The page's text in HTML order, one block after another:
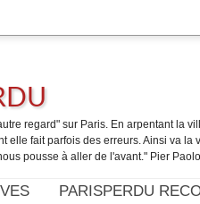
regard" sur Paris. En arpentant la
elle fait parfois des erreurs. Ainsi va
pousse à aller de l'avant." Pier
PARISPERDU